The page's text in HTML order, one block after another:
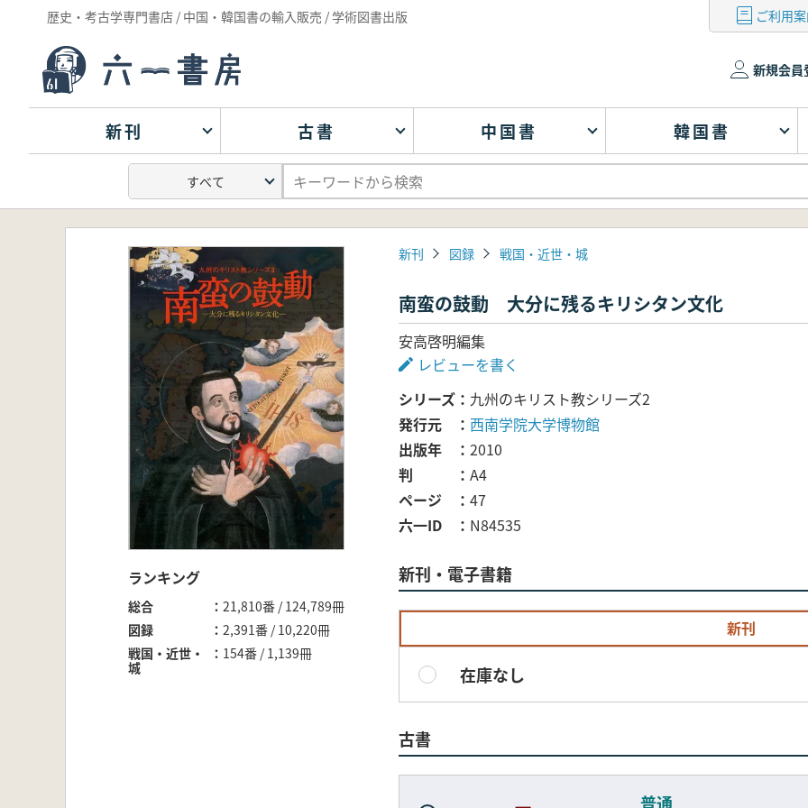
歴史・考古学専門書店 / 中国・韓国書の輸入販売 / 学術図書出版 ご利用
新規会員
新刊 古書 中国書 韓国書
ランキング
総合
21,810番 / 124,789冊
図録
2,391番 / 10,220冊
戦国・近世・
城
154番 / 1,139冊
新刊 図録 戦国・近世・城
南蛮の鼓動 大分に残るキリシタン文化
安高啓明編集
レビューを書く
シリーズ
九州のキリスト教シリーズ2
発行元
西南学院大学博物館
出版年
2010
判
A4
ページ
47
六一ID
N84535
新刊・電子書籍
新刊
在庫なし
古書
普通